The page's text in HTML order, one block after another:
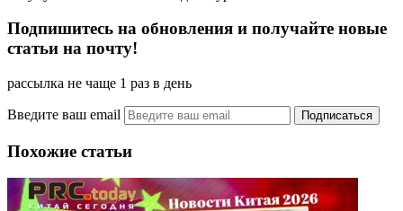
Подпишитесь на обновления и получайте новые
статьи на почту!
рассылка не чаще 1 раз в день
Введите ваш email
Похожие статьи